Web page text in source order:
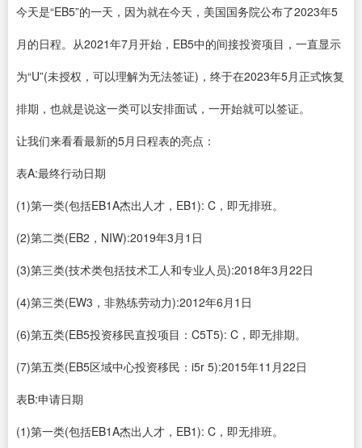
今天是“EB5”的一天，因为就在今天，美国国务院公布了2023年5
月的日程。从2021年7月开始，EB5中的间接投资项目，一直显示
为“U”(未授权，可以理解为无法签证)，终于在2023年5月正式恢复
排期，也就是说这一类可以安排面试，一开始就可以签证。
让我们来看看最新的5月日程表的亮点：
表A:最终行动日期
(1)第一类(包括EB1A杰出人才，EB1): C，即无排班。
(2)第二类(EB2，NIW):2019年3月1日
(3)第三类(技术类包括技术工人和专业人员):2018年3月22日
(4)第三类(EW3，非熟练劳动力):2012年6月1日
(6)第五类(EB5投资移民直投项目：C5T5): C，即无排期。
(7)第五类(EB5区域中心投资移民：i5r 5):2015年11月22日
表B:申请日期
(1)第一类(包括EB1A杰出人才，EB1): C，即无排班。